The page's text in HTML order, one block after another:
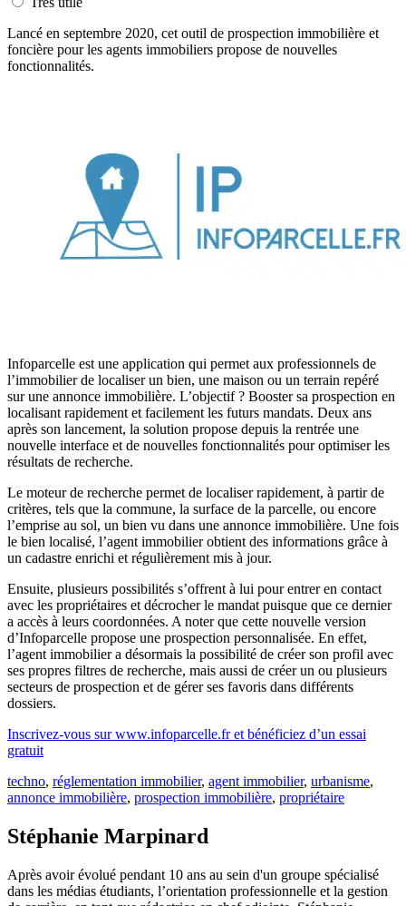
Lancé en septembre 2020, cet outil de prospection immobilière et
foncière pour les agents immobiliers propose de nouvelles
fonctionnalités.
Infoparcelle est une application qui permet aux professionnels de
l’immobilier de localiser un bien, une maison ou un terrain repéré
sur une annonce immobilière. L’objectif ? Booster sa prospection en
localisant rapidement et facilement les futurs mandats. Deux ans
après son lancement, la solution propose depuis la rentrée une
nouvelle interface et de nouvelles fonctionnalités pour optimiser les
résultats de recherche.
Le moteur de recherche permet de localiser rapidement, à partir de
critères, tels que la commune, la surface de la parcelle, ou encore
l’emprise au sol, un bien vu dans une annonce immobilière. Une fois
le bien localisé, l’agent immobilier obtient des informations grâce à
un cadastre enrichi et régulièrement mis à jour.
Ensuite, plusieurs possibilités s’offrent à lui pour entrer en contact
avec les propriétaires et décrocher le mandat puisque que ce dernier
a accès à leurs coordonnées. A noter que cette nouvelle version
d’Infoparcelle propose une prospection personnalisée. En effet,
l’agent immobilier a désormais la possibilité de créer son profil avec
ses propres filtres de recherche, mais aussi de créer un ou plusieurs
secteurs de prospection et de gérer ses favoris dans différents
dossiers.
Inscrivez-vous sur www.infoparcelle.fr et bénéficiez d’un essai
gratuit
techno, réglementation immobilier, agent immobilier, urbanisme,
annonce immobilière, prospection immobilière, propriétaire
Stéphanie Marpinard
Après avoir évolué pendant 10 ans au sein d'un groupe spécialisé
dans les médias étudiants, l’orientation professionnelle et la gestion